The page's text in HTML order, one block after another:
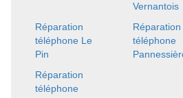
Vernantois
Réparation
téléphone Le
Pin
Réparation
téléphone
Réparation
téléphone